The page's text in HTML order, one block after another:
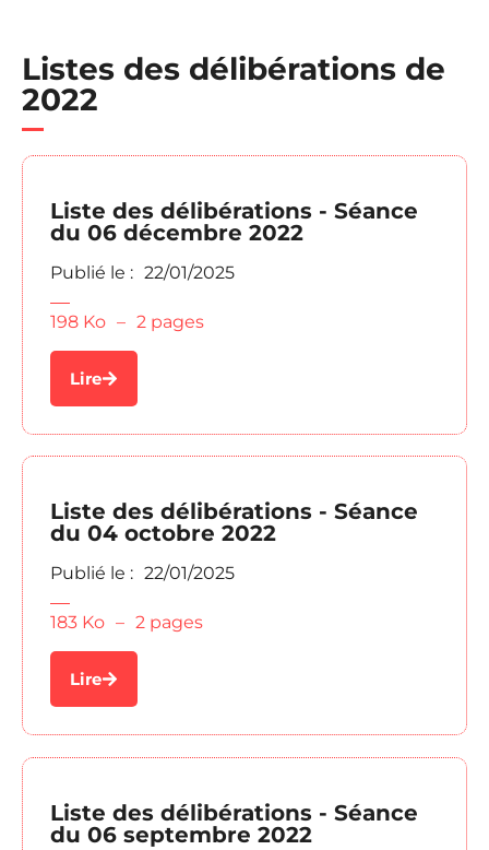
Listes des délibérations de
2022
Liste des délibérations - Séance
du 06 décembre 2022
Publié le : 22/01/2025
198 Ko – 2 pages
Lire
Liste des délibérations - Séance
du 04 octobre 2022
Publié le : 22/01/2025
183 Ko – 2 pages
Lire
Liste des délibérations - Séance
du 06 septembre 2022